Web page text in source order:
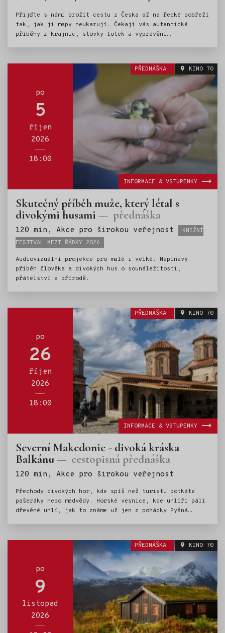
Přijďte s námi prožít cestu z Česka až na řecké pobřeží
tak, jak ji mapy neukazují. Čekají vás autentické
příběhy z krajnic, stovky fotek a vyprávění
nezačínají pevným plánem, ale náhodou a odvahou věřit
lidem. Na setkání se těší Vojtěch Šturma & Matěj Xaver
po
5
říjen
2026
18:00
PŘEDNÁŠKA KINO 70
Skutečný příběh muže, který létal s
divokými husami přednáška
120 min, Akce pro širokou veřejnost Štítky:
KNIŽNÍ
FESTIVAL MEZI ŘÁDKY 2026
Audiovizuální projekce pro malé i velké. Napínavý
příběh člověka a divokých hus o sounáležitosti,
přátelství a přírodě.
INFORMACE & VSTUPENKY
po
26
říjen
2026
18:00
PŘEDNÁŠKA KINO 70
Severní Makedonie - divoká kráska
Balkánu cestopisná přednáška
120 min, Akce pro širokou veřejnost
Přechody divokých hor, kde spíš než turistu potkáte
pašeráky nebo medvědy. Horské vesnice, kde uhlíři pálí
dřevěné uhlí, jak to známe už jen z pohádky Pyšná
úchvatné kaňony, výborná makedonská kuchyně a srdeční
lidé. To vše v přednášce Pavly Bičíkové.
INFORMACE & VSTUPENKY
po
9
listopad
2026
PŘEDNÁŠKA KINO 70